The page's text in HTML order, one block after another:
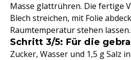
Masse glattrühren. Die fertige
Blech streichen, mit Folie
Raumtemperatur stehen lassen.
Schritt 3/5: Für die
Zucker, Wasser und 1,5 g Salz